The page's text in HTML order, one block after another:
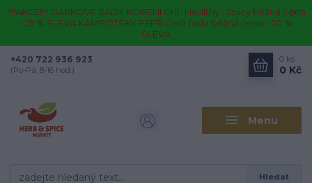
!!!!AKCE!!!! DÁRKOVÉ SADY KOŘENÍ Gril · Healthy · Spicy běžná cena
–25 % SLEVA KAMPOTSKÝ PEPŘ Celá řada běžná cena –20 %
SLEVA
Menu
Hledat
+420 722 936 923
(Po-Pá, 8-16 hod.)
0 ks
0 Kč